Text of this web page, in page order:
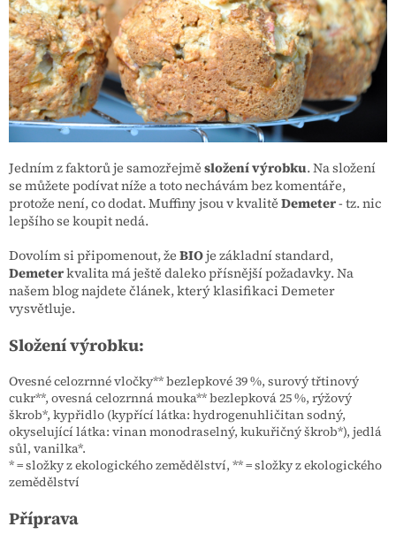
Jedním z faktorů je samozřejmě složení výrobku. Na složení
se můžete podívat níže a toto nechávám bez komentáře,
protože není, co dodat. Muffiny jsou v kvalitě Demeter- tz. nic
lepšího se koupit nedá.
Dovolím si připomenout, že BIOje základní standard,
Demeterkvalita má ještě daleko přísnější požadavky. Na
našem blog najdete článek, který klasifikaci Demeter
vysvětluje.
Složení výrobku:
Ovesné celozrnné vločky** bezlepkové 39 %, surový třtinový
cukr**, ovesná celozrnná mouka** bezlepková 25 %, rýžový
škrob*, kypřidlo (kypřící látka: hydrogenuhličitan sodný,
okyselující látka: vinan monodraselný, kukuřičný škrob*), jedlá
sůl, vanilka*.
* = složky z ekologického zemědělství, ** = složky z ekologického
zemědělství
Příprava